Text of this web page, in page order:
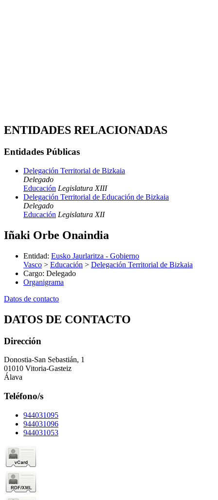
ENTIDADES RELACIONADAS
Entidades Públicas
Delegación Territorial de Bizkaia
Delegado
Educación Legislatura XIII
Delegación Territorial de Educación de Bizkaia
Delegado
Educación Legislatura XII
Iñaki Orbe Onaindia
Entidad: Eusko Jaurlaritza - Gobierno
Vasco > Educación > Delegación Territorial de Bizkaia
Cargo: Delegado
Organigrama
Datos de contacto
DATOS DE CONTACTO
Dirección
Donostia-San Sebastián, 1
01010 Vitoria-Gasteiz
Álava
Teléfono/s
944031095
944031096
944031053